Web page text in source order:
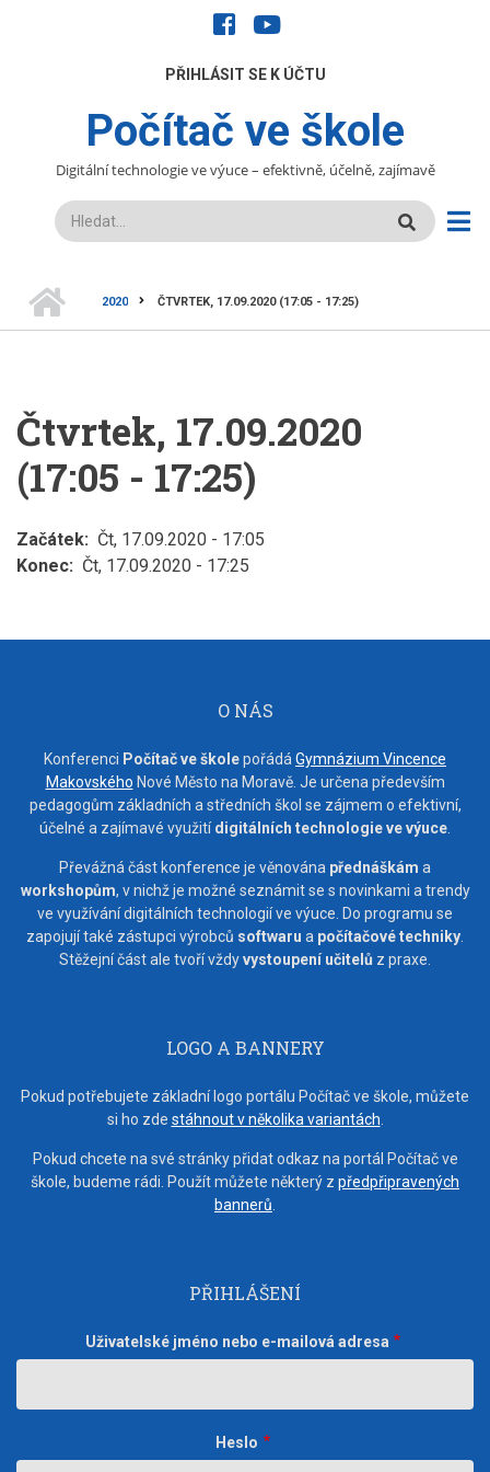
facebookyoutube
UŽIVATELÉPŘIHLÁSIT SE K ÚČTU
Počítač ve škole
Digitální technologie ve výuce – efektivně, účelně, zajímavě
Hledat
DROBEČKOVÁ
2020
ČTVRTEK, 17.09.2020 (17:05 - 17:25)
Čtvrtek, 17.09.2020
(17:05 - 17:25)
Začátek
Čt, 17.09.2020 - 17:05
Konec
Čt, 17.09.2020 - 17:25
O NÁS
Konferenci Počítač ve školepořádá Gymnázium Vincence
Makovského Nové Město na Moravě. Je určena především
pedagogům základních a středních škol se zájmem o efektivní,
účelné a zajímavé využitídigitálních technologie ve výuce
Převážná část konference je věnována přednáškám a
workshopům, v nichž je možné seznámit se s novinkami a trendy
ve využívání digitálních technologií ve výuce. Do programu se
zapojují také zástupci výrobců softwaru a počítačové techniky
Stěžejní část ale tvoří vždyvystoupení učitelů z praxe.
LOGO A BANNERY
Pokud potřebujete základní logo portálu Počítač ve škole, můžete
si ho zde stáhnout v několika variantách
Pokud chcete na své stránky přidat odkaz na portál Počítač ve
škole, budeme rádi. Použít můžete některý z předpřipravených
bannerů
PŘIHLÁŠENÍ
Uživatelské jméno nebo e-mailová adresa
Heslo